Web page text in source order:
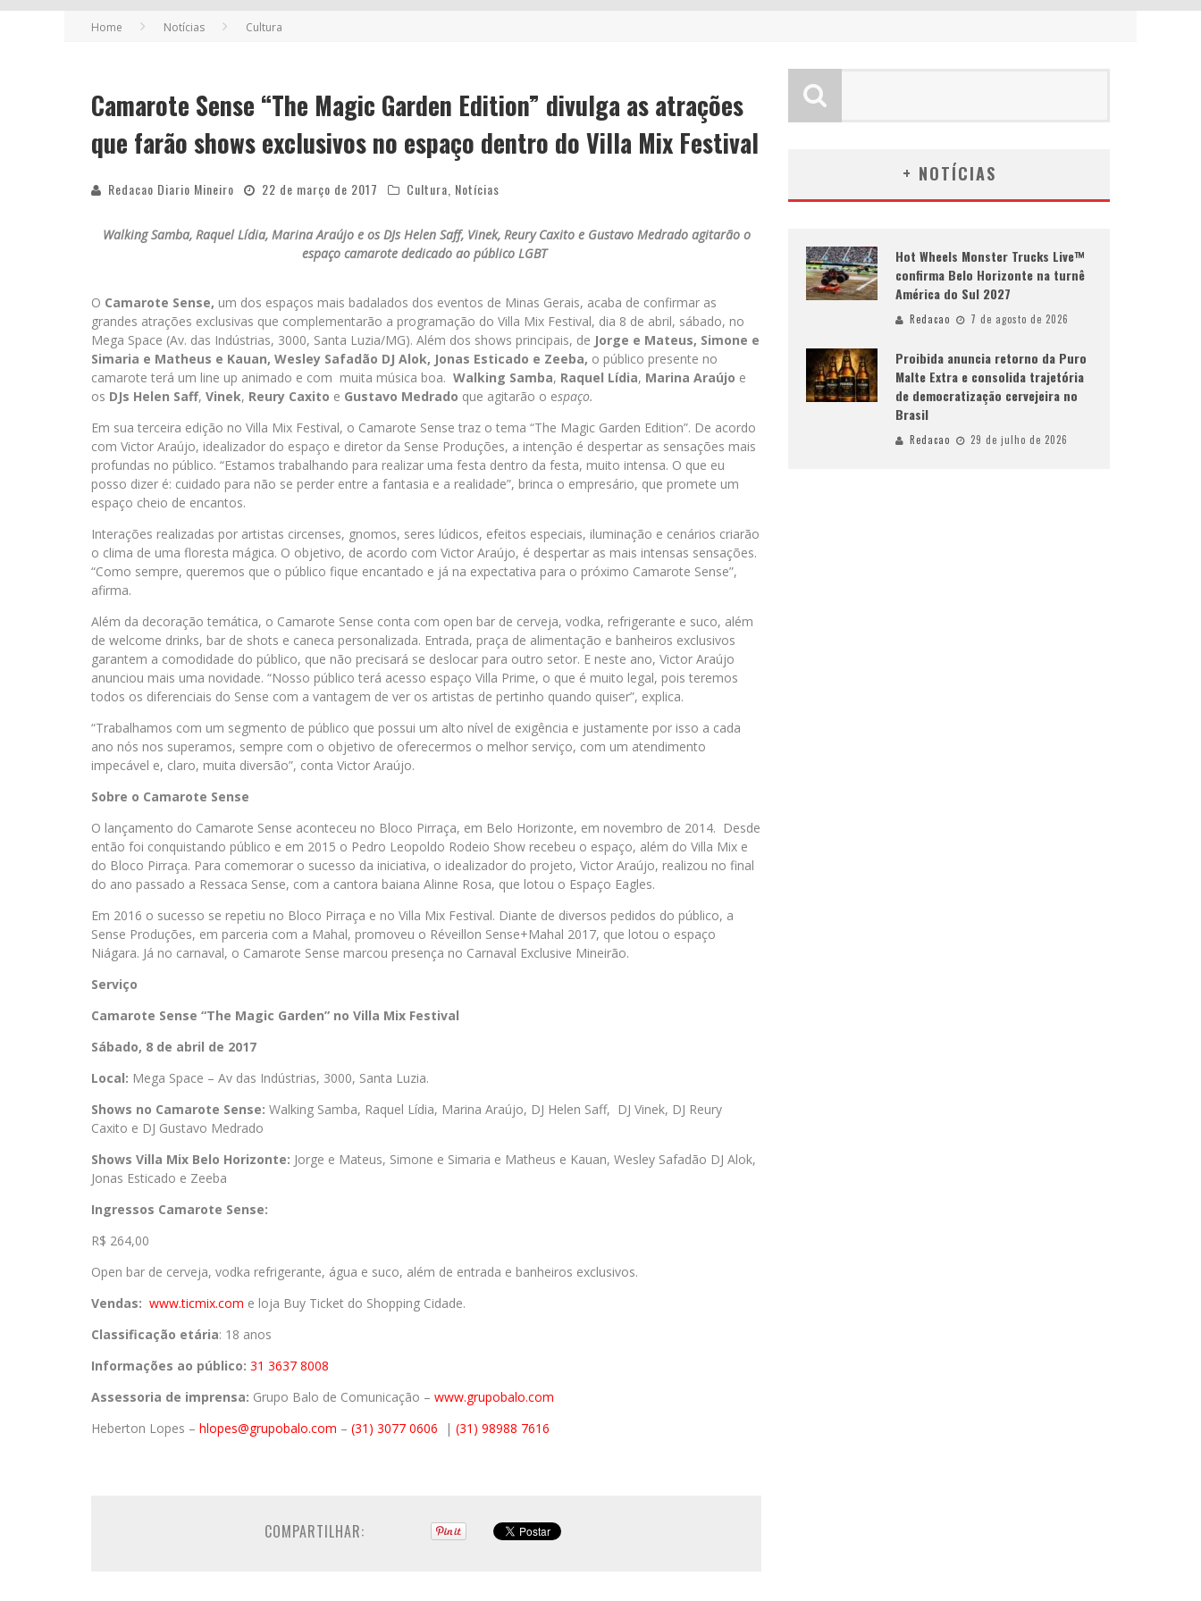
HOT WHEELS MONSTER TRUCKS LIVE™ CONFIRMA BELO HORIZONTE NA TURNÊ AMÉRICA DO SUL 2027
Home Notícias Cultura
Camarote Sense “The Magic Garden Edition” divulga as atrações
que farão shows exclusivos no espaço dentro do Villa Mix Festival
Redacao Diario Mineiro 22 de março de 2017 Cultura Notícias
Walking Samba, Raquel Lídia, Marina Araújo e os DJs Helen Saff, Vinek, Reury Caxito e Gustavo Medrado agitarão o
espaço camarote dedicado ao público LGBT
O Camarote Sense, um dos espaços mais badalados dos eventos de Minas Gerais, acaba de confirmar as
grandes atrações exclusivas que complementarão a programação do Villa Mix Festival, dia 8 de abril, sábado, no
Mega Space (Av. das Indústrias, 3000, Santa Luzia/MG). Além dos shows principais, de Jorge e Mateus, Simone e
Simaria e Matheus e Kauan, Wesley Safadão DJ Alok, Jonas Esticado e Zeeba, o público presente no
camarote terá um line up animado e com muita música boa. Walking Samba, Raquel Lídia, Marina Araújo e
os DJs Helen Saff, Vinek, Reury Caxito e Gustavo Medrado que agitarão o espaço.
Em sua terceira edição no Villa Mix Festival, o Camarote Sense traz o tema “The Magic Garden Edition”. De acordo
com Victor Araújo, idealizador do espaço e diretor da Sense Produções, a intenção é despertar as sensações mais
profundas no público. “Estamos trabalhando para realizar uma festa dentro da festa, muito intensa. O que eu
posso dizer é: cuidado para não se perder entre a fantasia e a realidade”, brinca o empresário, que promete um
espaço cheio de encantos.
Interações realizadas por artistas circenses, gnomos, seres lúdicos, efeitos especiais, iluminação e cenários criarão
o clima de uma floresta mágica. O objetivo, de acordo com Victor Araújo, é despertar as mais intensas sensações.
“Como sempre, queremos que o público fique encantado e já na expectativa para o próximo Camarote Sense”,
afirma.
Além da decoração temática, o Camarote Sense conta com open bar de cerveja, vodka, refrigerante e suco, além
de welcome drinks, bar de shots e caneca personalizada. Entrada, praça de alimentação e banheiros exclusivos
garantem a comodidade do público, que não precisará se deslocar para outro setor. E neste ano, Victor Araújo
anunciou mais uma novidade. “Nosso público terá acesso espaço Villa Prime, o que é muito legal, pois teremos
todos os diferenciais do Sense com a vantagem de ver os artistas de pertinho quando quiser”, explica.
“Trabalhamos com um segmento de público que possui um alto nível de exigência e justamente por isso a cada
ano nós nos superamos, sempre com o objetivo de oferecermos o melhor serviço, com um atendimento
impecável e, claro, muita diversão”, conta Victor Araújo.
Sobre o Camarote Sense
O lançamento do Camarote Sense aconteceu no Bloco Pirraça, em Belo Horizonte, em novembro de 2014. Desde
então foi conquistando público e em 2015 o Pedro Leopoldo Rodeio Show recebeu o espaço, além do Villa Mix e
do Bloco Pirraça. Para comemorar o sucesso da iniciativa, o idealizador do projeto, Victor Araújo, realizou no final
do ano passado a Ressaca Sense, com a cantora baiana Alinne Rosa, que lotou o Espaço Eagles.
Em 2016 o sucesso se repetiu no Bloco Pirraça e no Villa Mix Festival. Diante de diversos pedidos do público, a
Sense Produções, em parceria com a Mahal, promoveu o Réveillon Sense+Mahal 2017, que lotou o espaço
Niágara. Já no carnaval, o Camarote Sense marcou presença no Carnaval Exclusive Mineirão.
Serviço
Camarote Sense “The Magic Garden” no Villa Mix Festival
Sábado, 8 de abril de 2017
Local: Mega Space – Av das Indústrias, 3000, Santa Luzia.
Shows no Camarote Sense: Walking Samba, Raquel Lídia, Marina Araújo, DJ Helen Saff, DJ Vinek, DJ Reury
Caxito e DJ Gustavo Medrado
Shows Villa Mix Belo Horizonte: Jorge e Mateus, Simone e Simaria e Matheus e Kauan, Wesley Safadão DJ Alok,
Jonas Esticado e Zeeba
Ingressos Camarote Sense:
R$ 264,00
Open bar de cerveja, vodka refrigerante, água e suco, além de entrada e banheiros exclusivos.
Vendas: www.ticmix.com e loja Buy Ticket do Shopping Cidade.
Classificação etária: 18 anos
Informações ao público: 31 3637 8008
Assessoria de imprensa: Grupo Balo de Comunicação – www.grupobalo.com
Heberton Lopes – hlopes@grupobalo.com – (31) 3077 0606 | (31) 98988 7616
COMPARTILHAR:
+ NOTÍCIAS
Hot Wheels Monster Trucks Live™
confirma Belo Horizonte na turnê
América do Sul 2027
Redacao 7 de agosto de 2026
Proibida anuncia retorno da Puro
Malte Extra e consolida trajetória
de democratização cervejeira no
Brasil
Redacao 29 de julho de 2026